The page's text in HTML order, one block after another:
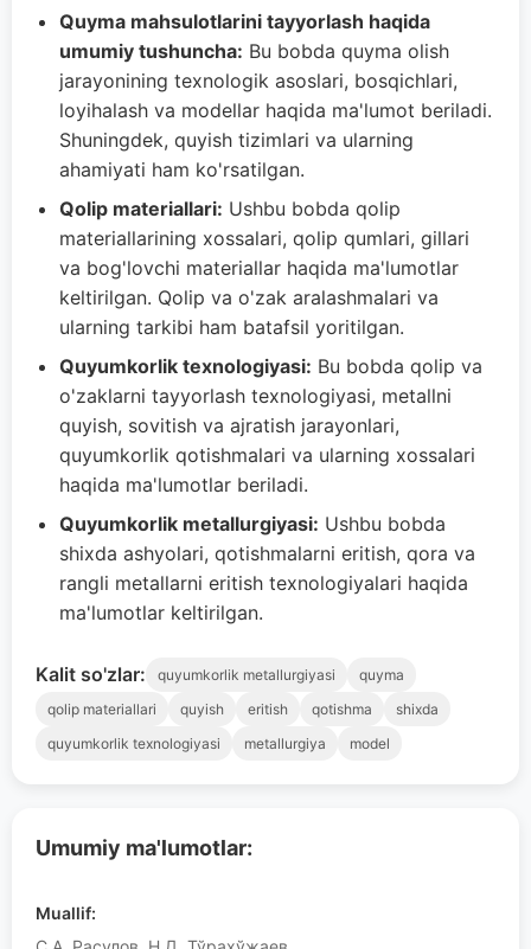
Umumiy ma'lumotlar:
Muallif:
Quyma mahsulotlarini tayyorlash haqida
umumiy tushuncha: Bu bobda quyma olish
jarayonining texnologik asoslari, bosqichlari,
loyihalash va modellar haqida ma'lumot beriladi.
Shuningdek, quyish tizimlari va ularning
ahamiyati ham ko'rsatilgan.
Qolip materiallari: Ushbu bobda qolip
materiallarining xossalari, qolip qumlari, gillari
va bog'lovchi materiallar haqida ma'lumotlar
keltirilgan. Qolip va o'zak aralashmalari va
ularning tarkibi ham batafsil yoritilgan.
Quyumkorlik texnologiyasi: Bu bobda qolip va
o'zaklarni tayyorlash texnologiyasi, metallni
quyish, sovitish va ajratish jarayonlari,
quyumkorlik qotishmalari va ularning xossalari
haqida ma'lumotlar beriladi.
Quyumkorlik metallurgiyasi: Ushbu bobda
shixda ashyolari, qotishmalarni eritish, qora va
rangli metallarni eritish texnologiyalari haqida
ma'lumotlar keltirilgan.
Kalit so'zlar: quyumkorlik metallurgiyasi
quyma
qolip materiallari
quyish eritish qotishma
shixda
quyumkorlik texnologiyasi
metallurgiya model